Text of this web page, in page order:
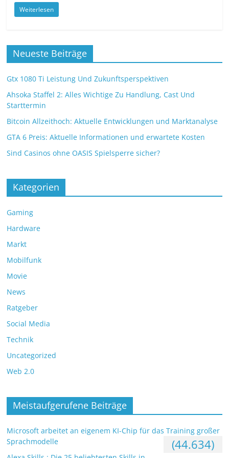
Weiterlesen
Neueste Beiträge
Gtx 1080 Ti Leistung Und Zukunftsperspektiven
Ahsoka Staffel 2: Alles Wichtige Zu Handlung, Cast Und
Starttermin
Bitcoin Allzeithoch: Aktuelle Entwicklungen und Marktanalyse
GTA 6 Preis: Aktuelle Informationen und erwartete Kosten
Sind Casinos ohne OASIS Spielsperre sicher?
Kategorien
Gaming
Hardware
Markt
Mobilfunk
Movie
News
Ratgeber
Social Media
Technik
Uncategorized
Web 2.0
Meistaufgerufene Beiträge
Microsoft arbeitet an eigenem KI-Chip für das Training großer
Sprachmodelle
(44.634)